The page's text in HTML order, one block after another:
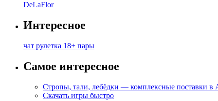
DeLaFlor
Интересное
чат рулетка 18+ пары
Самое интересное
Стропы, тали, лебёдки — комплексные поставки в
Скачать игры быстро